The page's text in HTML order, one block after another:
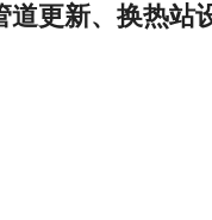
更新、换热站